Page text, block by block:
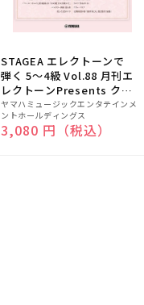
STAGEA エレクトーンで
弾く 5～4級 Vol.88 月刊エ
レクトーンPresents クラ
シック名曲集
販
売
元:
ヤマハミュージックエンタテインメ
ントホールディングス
通常価格
3,080 円（税込）